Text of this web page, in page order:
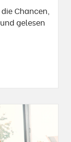
Chancen,
gelesen